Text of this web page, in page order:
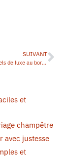
SUIVANT
Les meilleurs hôtels de luxe au bord de la Chao Phraya à Bangkok
et
champêtre
avec justesse
et